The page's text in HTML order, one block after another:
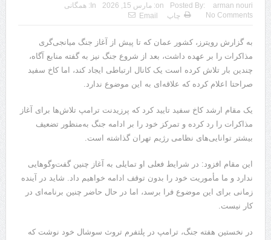
Posted By: arman nouri
on: مارس 15, 2026 In: همگانی
No Comments
چاپ Email
به گزارش رویترز، کشور عمان که تا پیش از آغاز جنگ میانجی‌گری
مذاکرات را بر عهده داشت، بعد از شروع جنگ نیز به گفته منابع آگاه،
چندین بار تلاش کرده است یک کانال ارتباطی ایجاد کند، اما کاخ سفید
صراحتا اعلام کرده که علاقه‌ای به این موضوع ندارد.
یک مقام ارشد کاخ سفید تایید کرد که پرزیدنت ترامپ تلاش‌ها برای آغاز
مذاکرات را رد کرده و تمرکز خود را بر ادامه جنگ به‌منظور تضعیف
بیشتر توانایی‌های نظامی رژیم تهران گذاشته است.
این مقام افزود: در شرایط فعلی او تمایلی به آغاز چنین گفت‌وگوهایی
ندارد و ما مأموریت خود را بدون توقف ادامه خواهیم داد. شاید در آینده
زمانی برای این موضوع فرا برسد، اما در حال حاضر چنین برنامه‌ای در
کار نیست.
در نخستین هفته جنگ، ترامپ در پلتفرم تروث سوشال خود نوشت که